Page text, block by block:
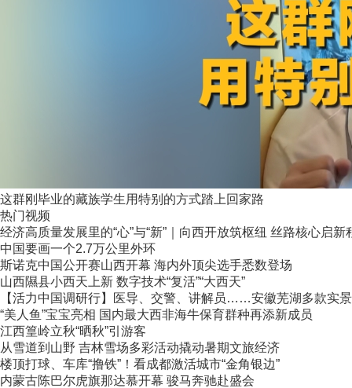
这群刚毕业的藏族学生用特别的方式踏上回家路
热门视频
经济高质量发展里的“心”与“新”｜向西开放筑枢纽 丝路核心启新
中国要画一个2.7万公里外环
斯诺克中国公开赛山西开幕 海内外顶尖选手悉数登场
山西隰县小西天上新 数字技术“复活”“大西天”
【活力中国调研行】医导、交警、讲解员……安徽芜湖多款实
“美人鱼”宝宝亮相 国内最大西非海牛保育群种再添新成员
江西篁岭立秋“晒秋”引游客
从雪道到山野 吉林雪场多彩活动撬动暑期文旅经济
楼顶打球、车库“撸铁”！看成都激活城市“金角银边”
内蒙古陈巴尔虎旗那达慕开幕 骏马奔驰赴盛会